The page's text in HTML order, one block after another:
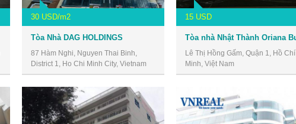
30 USD/m2
Tòa Nhà DAG HOLDINGS
87 Hàm Nghi, Nguyen Thai Binh,
District 1, Ho Chi Minh City, Vietnam
15 USD
Lê Thị Hồng Gấm, Quận 1, Hồ Chí
Minh, Việt Nam